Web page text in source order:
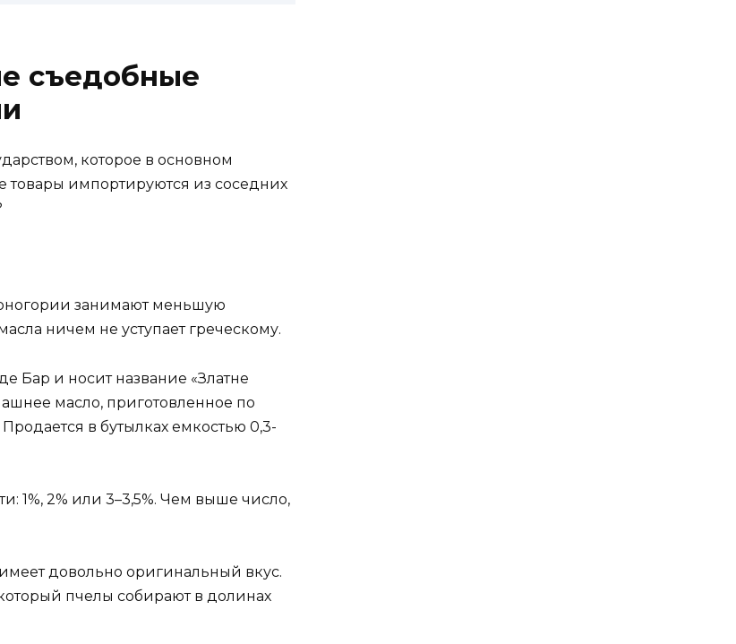
съедобные
которое в основном
товары импортируются из соседних
занимают меньшую
ничем не уступает греческому.
Бар и носит название «Златне
масло, приготовленное по
в бутылках емкостью 0,3-
1%, 2% или 3–3,5%. Чем выше число,
довольно оригинальный вкус.
пчелы собирают в долинах